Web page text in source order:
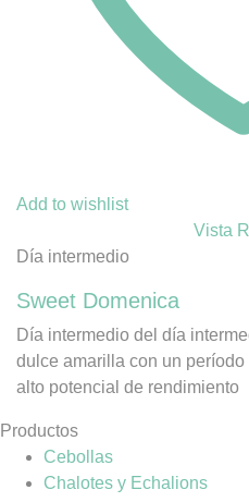
Add to wishlist
Vista
Día intermedio
Sweet Domenica
Día intermedio del día
dulce amarilla con un
alto potencial de rendimiento
Productos
Cebollas
Chalotes y Echalions